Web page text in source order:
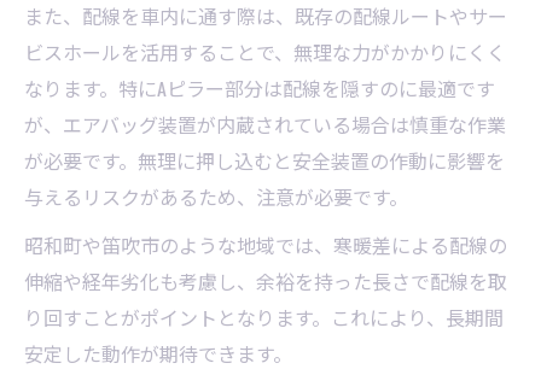
見積もり比較で納得の取付依頼を実現
口コミや評価を活用した依頼先の見極め方
取付実績と対応力から選ぶおすすめ業者
納得仕上がりのための依頼時チェックリス
ト
昭和町や笛吹市で便利な取付依頼の魅力
ドライブレコーダー取付を便利に依頼でき
る理由
地域で選べる取付依頼のメリットを解説
また、配線を車内に通す際は、既存の配線ルートやサー
ビスホールを活用することで、無理な力がかかりにくく
なります。特にAピラー部分は配線を隠すのに最適です
が、エアバッグ装置が内蔵されている場合は慎重な作業
が必要です。無理に押し込むと安全装置の作動に影響を
与えるリスクがあるため、注意が必要です。
昭和町や笛吹市のような地域では、寒暖差による配線の
伸縮や経年劣化も考慮し、余裕を持った長さで配線を取
り回すことがポイントとなります。これにより、長期間
安定した動作が期待できます。